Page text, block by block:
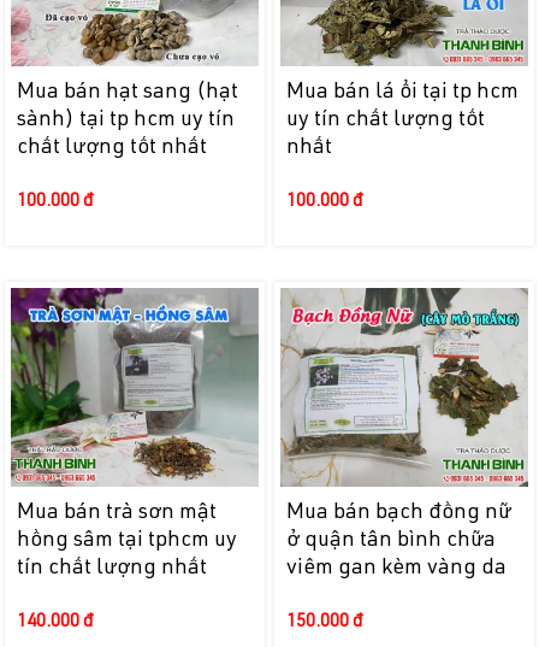
Mua bán hạt sang (hạt
sành) tại tp hcm uy tín
chất lượng tốt nhất
100.000 đ
Mua bán lá ổi tại tp hcm
uy tín chất lượng tốt
nhất
100.000 đ
Mua bán trà sơn mật
hồng sâm tại tphcm uy
tín chất lượng nhất
140.000 đ
Mua bán bạch đồng nữ
ở quận tân bình chữa
viêm gan kèm vàng da
150.000 đ